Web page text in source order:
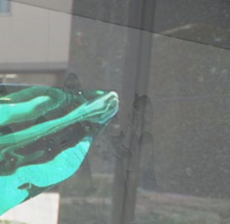
更新いたしました
を更新いたしました
を更新いたしました
知らせ
知らせ